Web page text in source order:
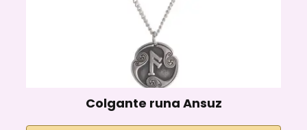
Colgante runa Ansuz